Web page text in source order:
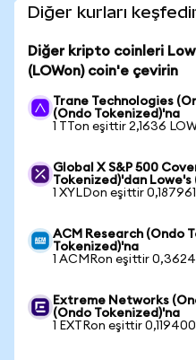
Diğer kurları
Diğer kripto coinleri
(LOWon) coin'e çevirin
Trane Technologies
(Ondo Tokenized)'na
1 TTon eşittir 2,1636
Global X S&P 500
Tokenized)'dan
1 XYLDon eşittir
ACM Research (Ondo
Tokenized)'na
1 ACMRon eşittir
Extreme Networks
(Ondo Tokenized)'na
1 EXTRon eşittir